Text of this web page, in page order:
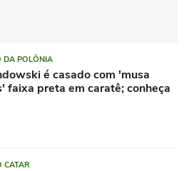
DA POLÔNIA
é casado com 'musa
faixa preta em caratê; conheça
CATAR